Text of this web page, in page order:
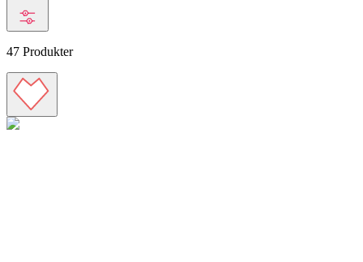
47 Produkter